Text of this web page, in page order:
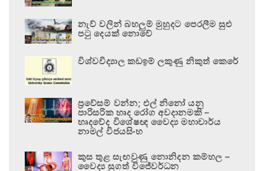
නැව් වලින් බහලුම් මුහුදට පෙරලීම සුළු
පටු දෙයක් නොවේ
විශ්වවිද්‍යාල කඩඉම් ලකුණු නිකුත් කෙරේ
ප්‍රවේසම් වන්න; එල් නිනෝ යනු
පාරිසරික හෘද රෝග අවදානමකි –
හෘදවේද විශේෂඥ වෛද්‍ය මහාචාර්ය
නාමල් විජයසිංහ
කුස තුළ සැඟවුණු නොනිදන කම්හල –
වෛද්‍ය සුගත් විජේවර්ධන